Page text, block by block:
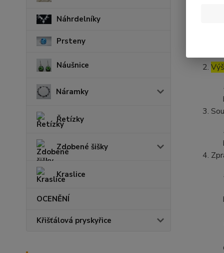
Náhrdelníky
Prsteny
Náušnice
Náramky
Řetízky
Zdobené šišky
Kraslice
OCENĚNÍ
Křišťálová pryskyřice